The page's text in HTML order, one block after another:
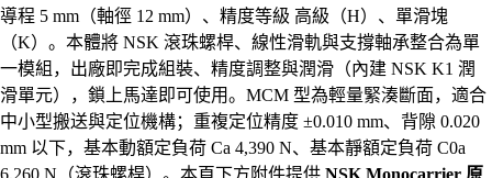
導程 5 mm（軸徑 12 mm）、精度等級 高級（H）、單滑塊
（K）。本體將 NSK 滾珠螺桿、線性滑軌與支撐軸承整合為單
一模組，出廠即完成組裝、精度調整與潤滑（內建 NSK K1 潤
滑單元），鎖上馬達即可使用。MCM 型為輕量緊湊斷面，適合
中小型搬送與定位機構；重複定位精度 ±0.010 mm、背隙 0.020
mm 以下，基本動額定負荷 Ca 4,390 N、基本靜額定負荷 C0a
6,260 N（滾珠螺桿）。本頁下方附件提供 NSK Monocarrier 原